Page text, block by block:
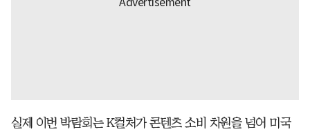
실제 이번 박람회는 K컬처가 콘텐츠 소비 차원을 넘어 미국